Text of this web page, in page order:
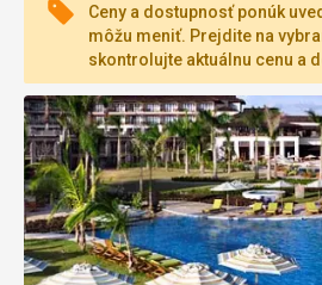
Ceny a dostupnosť ponúk
môžu meniť. Prejdite na
skontrolujte aktuálnu cenu a